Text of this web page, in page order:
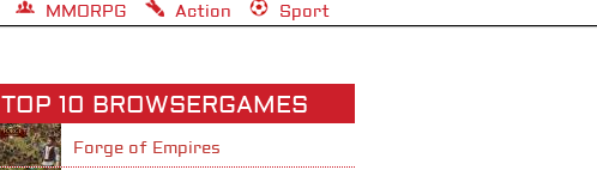
MMORPG Action Sport
TOP 10 BROWSERGAMES
Forge of Empires